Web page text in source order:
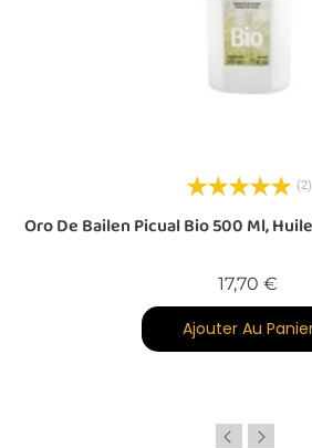
(2)
Oro De Bailen Picual Bio 500 Ml,
17,70 €
Ajouter Au